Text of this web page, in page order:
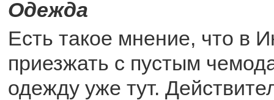
Одежда
Есть такое мнение, что в
приезжать с пустым
одежду уже тут.